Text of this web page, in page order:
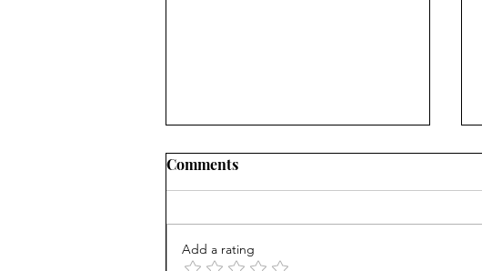
"Oppenheimer - Part २०"
"Oppenheimer - Part २०" काल
माधवी असा सहकुटुंब सहपरिवार
Comments
Add a rating